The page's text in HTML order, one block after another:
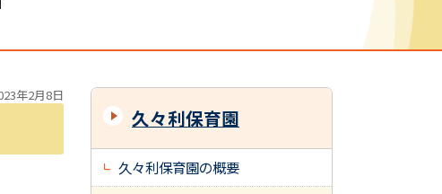
年2月8日
久々利保育園
久々利保育園の概要